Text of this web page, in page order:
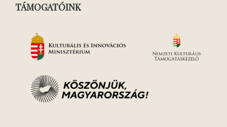
TÁMOGATÓINK